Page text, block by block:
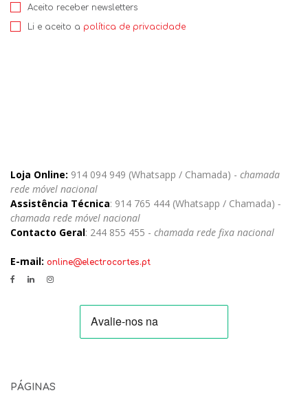
Aceito receber newsletters
Li e aceito a política de privacidade
Loja Online: 914 094 949 (Whatsapp / Chamada) - chamada
rede móvel nacional
Assistência Técnica: 914 765 444 (Whatsapp / Chamada) -
chamada rede móvel nacional
Contacto Geral: 244 855 455 - chamada rede fixa nacional
E-mail: online@electrocortes.pt
PÁGINAS